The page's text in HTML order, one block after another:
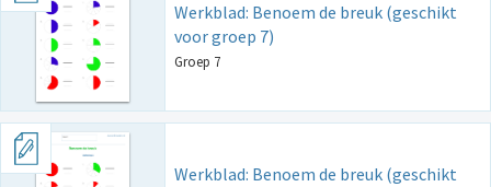
Werkblad: Benoem de breuk (geschikt
voor groep 7)
Groep 7
Werkblad: Benoem de breuk (geschikt